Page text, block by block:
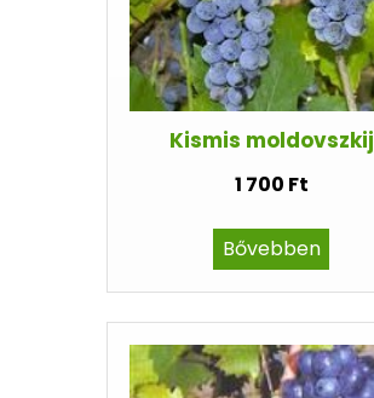
Kismis moldovszkij
1 700 Ft
Bővebben